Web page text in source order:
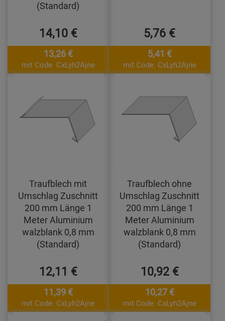
(Standard)
14,10 €
13,26 €
mit Code: CxLyh2Ajne
5,76 €
5,41 €
mit Code: CxLyh2Ajne
Traufblech mit
Umschlag Zuschnitt
200 mm Länge 1
Meter Aluminium
walzblank 0,8 mm
(Standard)
12,11 €
11,39 €
mit Code: CxLyh2Ajne
Traufblech ohne
Umschlag Zuschnitt
200 mm Länge 1
Meter Aluminium
walzblank 0,8 mm
(Standard)
10,92 €
10,27 €
mit Code: CxLyh2Ajne